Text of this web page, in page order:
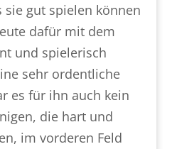
sie gut spielen können
dafür mit dem
und spielerisch
sehr ordentliche
es für ihn auch kein
die hart und
im vorderen Feld